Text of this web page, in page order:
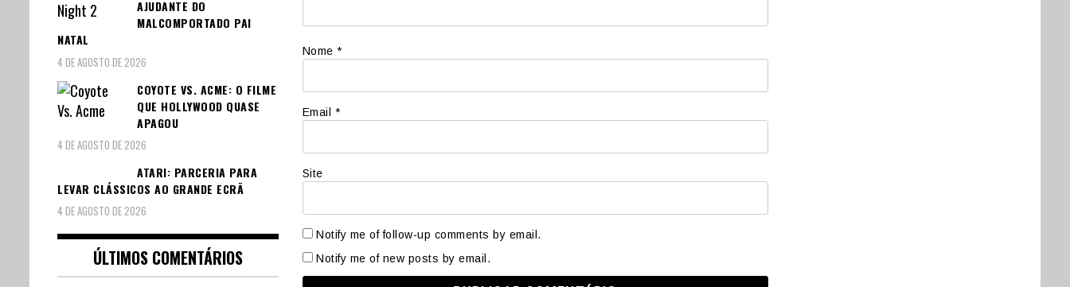
Nome *
Email *
Site
Notify me of follow-up comments by email.
Notify me of new posts by email.
AJUDANTE DO
MALCOMPORTADO PAI
NATAL
4 DE AGOSTO DE 2026
COYOTE VS. ACME: O FILME
QUE HOLLYWOOD QUASE
APAGOU
4 DE AGOSTO DE 2026
ATARI: PARCERIA PARA
LEVAR CLÁSSICOS AO GRANDE ECRÃ
4 DE AGOSTO DE 2026
ÚLTIMOS COMENTÁRIOS